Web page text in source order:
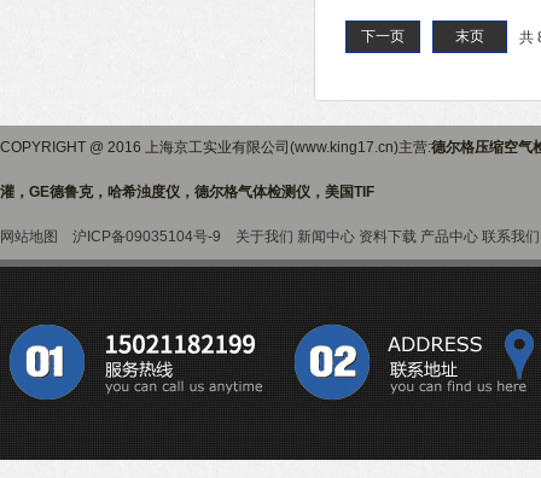
共
下一页 末页
COPYRIGHT @ 2016 上海京工实业有限公司(www.king17.cn)主营:德尔格压缩空气
灌，GE德鲁克，哈希浊度仪，德尔格气体检测仪，美国TIF
网站地图 沪ICP备09035104号-9 关于我们 新闻中心 资料下载 产品中心 联系我们